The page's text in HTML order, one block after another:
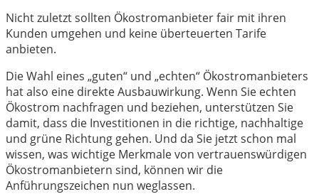
Nicht zuletzt sollten Ökostromanbieter fair mit ihren
Kunden umgehen und keine überteuerten Tarife
anbieten.
Die Wahl eines „guten“ und „echten“ Ökostromanbieters
hat also eine direkte Ausbauwirkung. Wenn Sie echten
Ökostrom nachfragen und beziehen, unterstützen Sie
damit, dass die Investitionen in die richtige, nachhaltige
und grüne Richtung gehen. Und da Sie jetzt schon mal
wissen, was wichtige Merkmale von vertrauenswürdigen
Ökostromanbietern sind, können wir die
Anführungszeichen nun weglassen.